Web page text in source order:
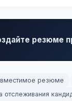
резюме
резюме
отслеживания